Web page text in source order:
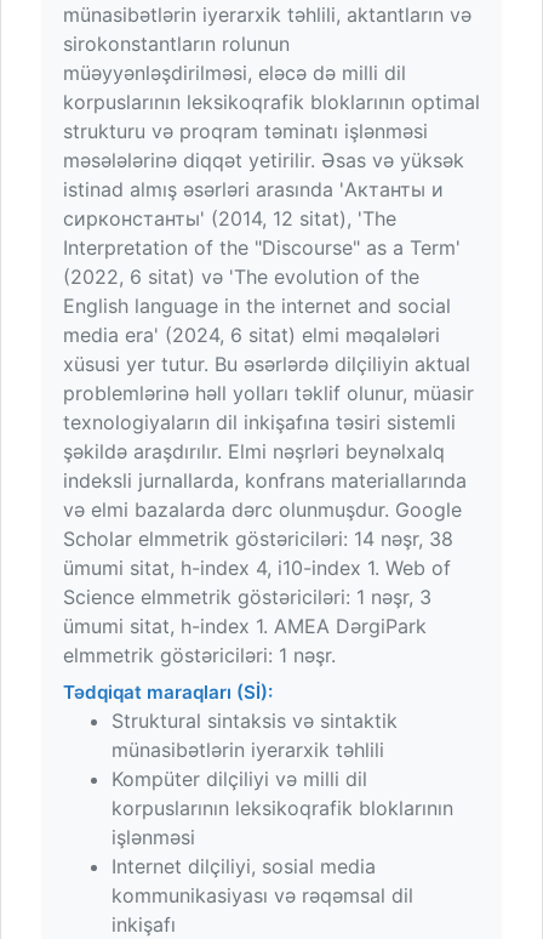
münasibətlərin iyerarxik təhlili, aktantların və
sirokonstantların rolunun
müəyyənləşdirilməsi, eləcə də milli dil
korpuslarının leksikoqrafik bloklarının optimal
strukturu və proqram təminatı işlənməsi
məsələlərinə diqqət yetirilir. Əsas və yüksək
istinad almış əsərləri arasında 'Актанты и
сирконстанты' (2014, 12 sitat), 'The
Interpretation of the "Discourse" as a Term'
(2022, 6 sitat) və 'The evolution of the
English language in the internet and social
media era' (2024, 6 sitat) elmi məqalələri
xüsusi yer tutur. Bu əsərlərdə dilçiliyin aktual
problemlərinə həll yolları təklif olunur, müasir
texnologiyaların dil inkişafına təsiri sistemli
şəkildə araşdırılır. Elmi nəşrləri beynəlxalq
indeksli jurnallarda, konfrans materiallarında
və elmi bazalarda dərc olunmuşdur. Google
Scholar elmmetrik göstəriciləri: 14 nəşr, 38
ümumi sitat, h-index 4, i10-index 1. Web of
Science elmmetrik göstəriciləri: 1 nəşr, 3
ümumi sitat, h-index 1. AMEA DərgiPark
elmmetrik göstəriciləri: 1 nəşr.
Tədqiqat maraqları (Sİ):
Struktural sintaksis və sintaktik
münasibətlərin iyerarxik təhlili
Kompüter dilçiliyi və milli dil
korpuslarının leksikoqrafik bloklarının
işlənməsi
Internet dilçiliyi, sosial media
kommunikasiyası və rəqəmsal dil
inkişafı